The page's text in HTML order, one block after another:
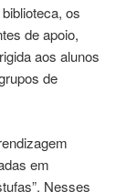
os
de apoio,
aos alunos
de
em
Nesses